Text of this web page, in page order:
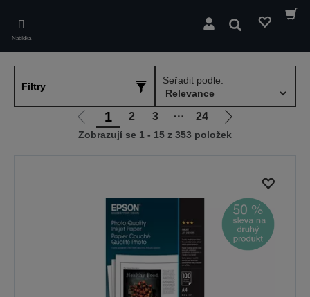
main
content
Nabídka
Hledat
Filtry
Seřadit podle:
Jít
na
1 2 3 ⋯ 24
Jít
na
Zobrazují se 1 - 15 z 353 položek